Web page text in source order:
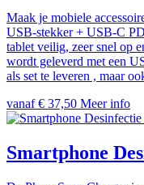
Maak je mobiele
USB-stekker + USB-C
tablet veilig, zeer snel op
wordt geleverd met een
als set te leveren , maar
vanaf € 37,50 Meer info
Smartphone